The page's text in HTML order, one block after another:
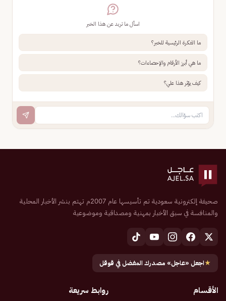
اسأل ما تريد عن هذا الخبر
ما الفكرة الرئيسية للخبر؟
ما هي أبرز الأرقام والإحصاءات؟
كيف يؤثر هذا علي؟
صحيفة إلكترونية سعودية تم تأسيسها عام 2007م تهتم بنشر الأخبار المحلية
والمنافسة في سبق الأخبار بمهنية ومصداقية وموضوعية
★اجعل «عاجل» مصدرك المفضل في قوقل
الأقسام روابط سريعة